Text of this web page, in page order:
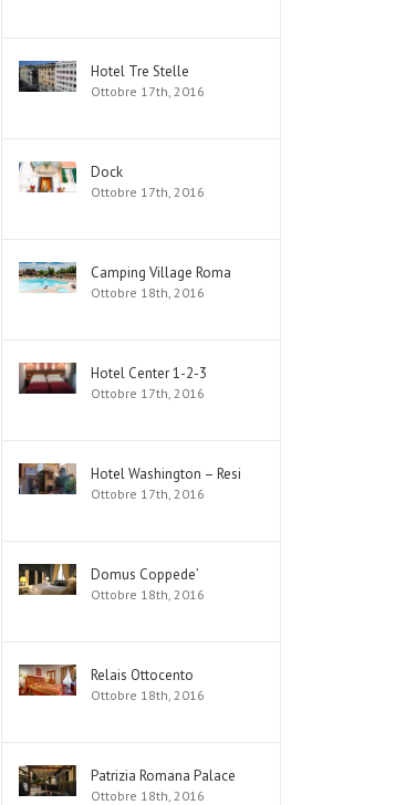
Hotel Tre Stelle
Ottobre 17th, 2016
Dock
Ottobre 17th, 2016
Camping Village Roma
Ottobre 18th, 2016
Hotel Center 1-2-3
Ottobre 17th, 2016
Hotel Washington – Resi
Ottobre 17th, 2016
Domus Coppede’
Ottobre 18th, 2016
Relais Ottocento
Ottobre 18th, 2016
Patrizia Romana Palace
Ottobre 18th, 2016